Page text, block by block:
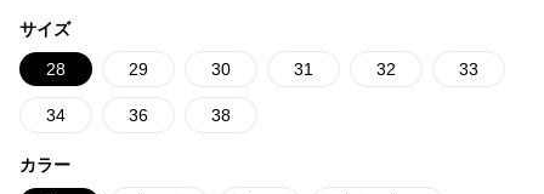
サイズ
28 29 30 31 32 33
34 36 38
カラー